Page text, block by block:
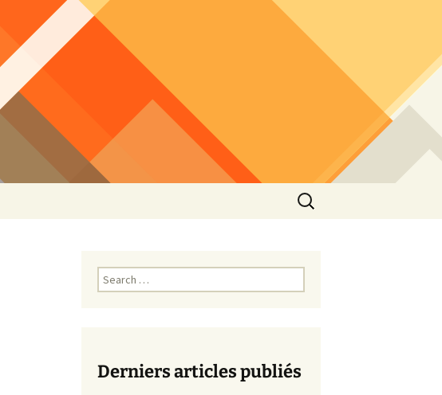
Search
for:
Search
for:
Derniers articles publiés